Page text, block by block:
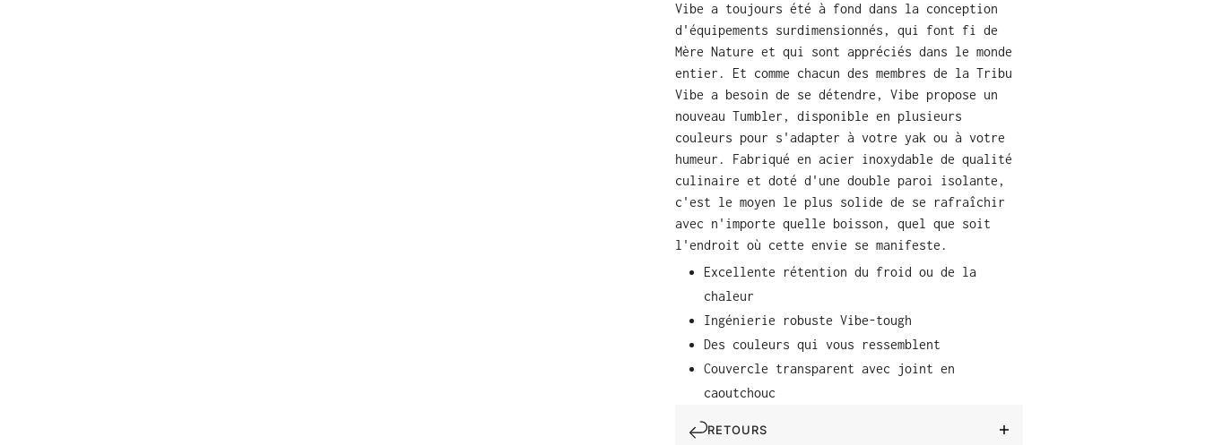
Vibe a toujours été à fond dans la conception
d'équipements surdimensionnés, qui font fi de
Mère Nature et qui sont appréciés dans le monde
entier. Et comme chacun des membres de la Tribu
Vibe a besoin de se détendre, Vibe propose un
nouveau Tumbler, disponible en plusieurs
couleurs pour s'adapter à votre yak ou à votre
humeur. Fabriqué en acier inoxydable de qualité
culinaire et doté d'une double paroi isolante,
c'est le moyen le plus solide de se rafraîchir
avec n'importe quelle boisson, quel que soit
l'endroit où cette envie se manifeste.
Excellente rétention du froid ou de la
chaleur
Ingénierie robuste Vibe-tough
Des couleurs qui vous ressemblent
Couvercle transparent avec joint en
caoutchouc
RETOURS